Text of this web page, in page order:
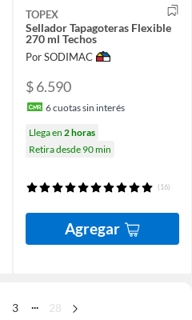
TOPEX
Sellador Tapagoteras Flexible
270 ml Techos
Por SODIMAC
$ 6.590
6cuotas sin interés
Llega en 2 horas
Retira desde 90 min
(16)
Agregar
3 28